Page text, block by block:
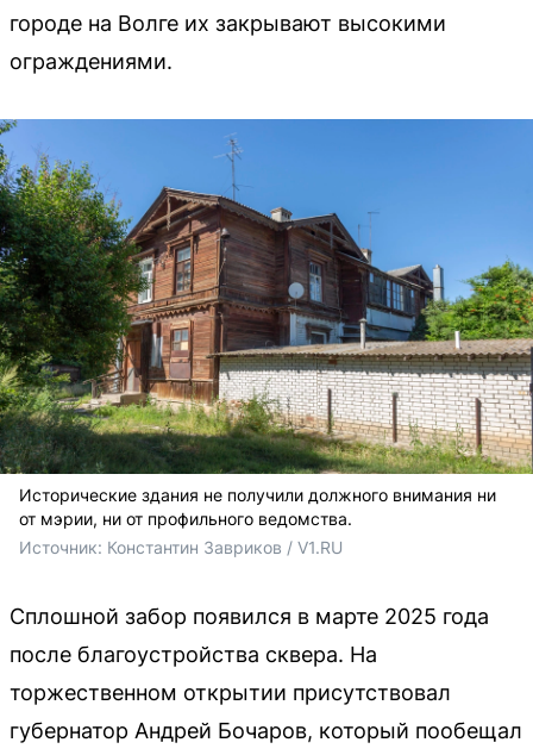
городе на Волге их закрывают высокими
ограждениями.
Исторические здания не получили должного внимания ни
от мэрии, ни от профильного ведомства.
Источник: Константин Завриков / V1.RU
Сплошной забор появился в марте 2025 года
после благоустройства сквера. На
торжественном открытии присутствовал
губернатор Андрей Бочаров, который пообещал